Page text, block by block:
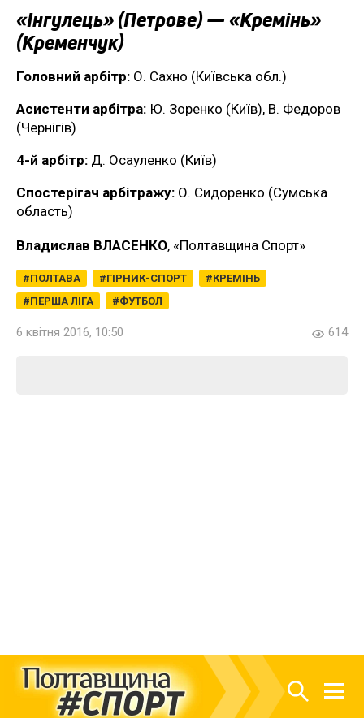
«Інгулець» (Петрове) — «Кремінь»
(Кременчук)
Головний арбітр: О. Сахно (Київська обл.)
Асистенти арбітра: Ю. Зоренко (Київ), В. Федоров
(Чернігів)
4-й арбітр: Д. Осауленко (Київ)
Спостерігач арбітражу: О. Сидоренко (Сумська
область)
Владислав ВЛАСЕНКО, «Полтавщина Спорт»
ПОЛТАВА ГІРНИК-СПОРТ
КРЕМІНЬ
ПЕРША ЛІГА
ФУТБОЛ
6 квітня 2016, 10:50 614